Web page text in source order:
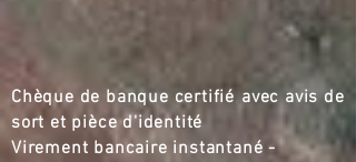
Livraison par le vendeur à Poitiers
40 €
Livraison par le vendeur à Chinon
Chèque de banque certifié,,avec avis de
sort et pièce d'identité
Virement bancaire instantané -